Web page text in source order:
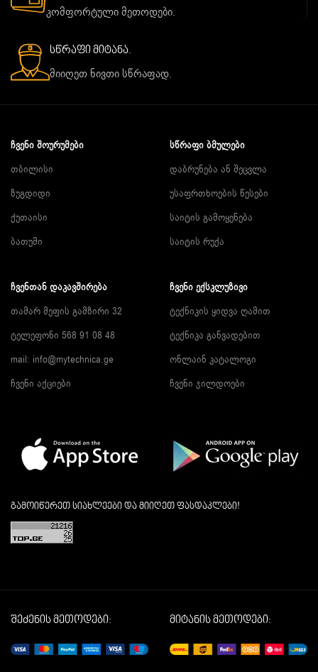
კომფორტული მეთოდები.
სწრაფი მიტანა.
მიიღეთ ნივთი სწრაფად.
ᲩᲕᲔᲜᲘ ᲨᲝᲣᲠᲣᲛᲔᲑᲘ
თბილისი
ზუგდიდი
ქუთაისი
ბათუმი
ᲡᲬᲠᲐᲤᲘ ᲑᲛᲣᲚᲔᲑᲘ
დაბრუნება ან შეცვლა
უსაფრთხოების წესები
საიტის გამოყენება
საიტის რუქა
ᲩᲕᲔᲜᲗᲐᲜ ᲓᲐᲙᲐᲕᲨᲘᲠᲔᲑᲐ
თამარ მეფის გამზირი 32
ტელეფონი 568 91 08 48
mail: info@mytechnica.ge
ჩვენი აქციები
ᲩᲕᲔᲜᲘ ᲔᲥᲡᲙᲚᲣᲖᲘᲕᲘ
ტექნიკის ყიდვა ღამით
ტექნიკა განვადებით
ონლაინ კატალოგი
ჩვენი ჯილდოები
გამოიწერეთ სიახლეები და მიიღეთ ფასდაკლები!
შეძენის მეთოდები: მიტანის მეთოდები: